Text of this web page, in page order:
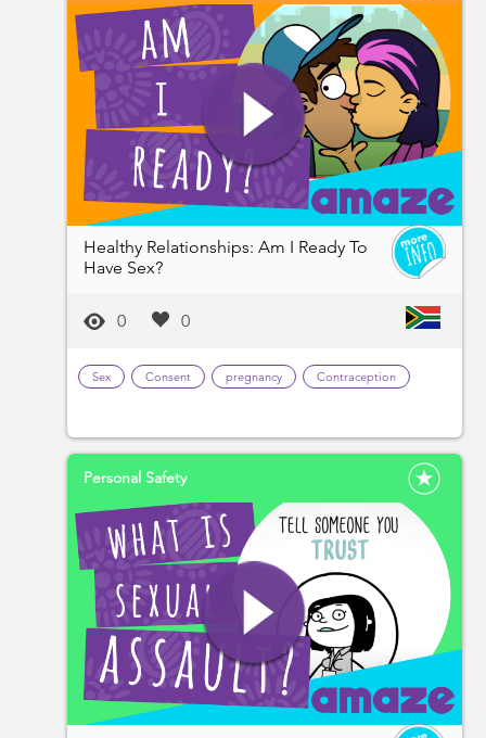
Healthy Relationships: Am I Ready To
Have Sex?
0 0
Sex Consent pregnancy Contraception
Personal Safety